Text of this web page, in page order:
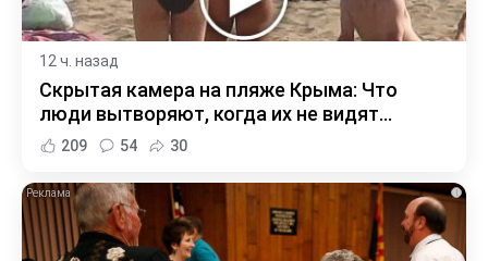
12 ч. назад
Скрытая камера на пляже Крыма: Что
люди вытворяют, когда их не видят...
209 54 30
i